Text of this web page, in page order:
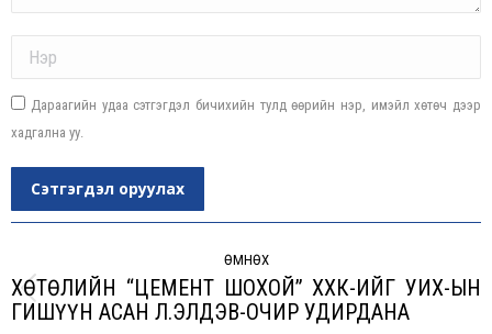
Дараагийн удаа сэтгэгдэл бичихийн тулд өөрийн нэр, имэйл хөтөч дээр
хадгална уу.
Сэтгэгдэл оруулах
ӨМНӨХ
Previous
ХӨТӨЛИЙН “ЦЕМЕНТ ШОХОЙ” ХХК-ИЙГ УИХ-ЫН
ГИШҮҮН АСАН Л.ЭЛДЭВ-ОЧИР УДИРДАНА